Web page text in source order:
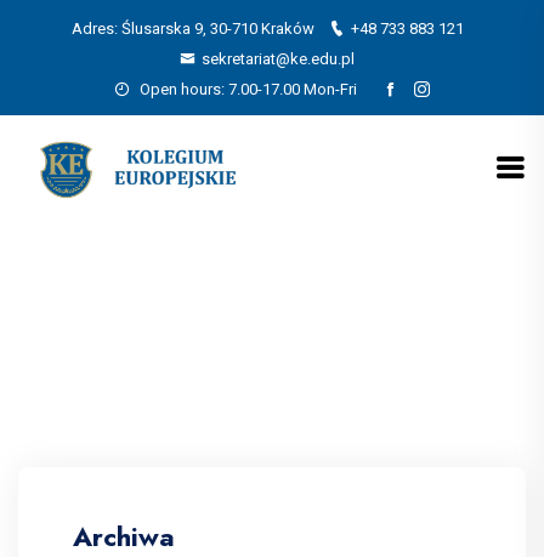
Adres: Ślusarska 9, 30-710 Kraków
+48 733 883 121
sekretariat@ke.edu.pl
Open hours: 7.00-17.00 Mon-Fri
Archiwa